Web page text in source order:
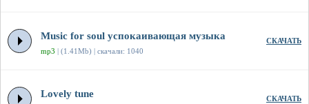
Music for soul успокаивающая музыка
mp3 | (1.41Mb) | скачали: 1040
СКАЧАТЬ
Lovely tune СКАЧАТЬ